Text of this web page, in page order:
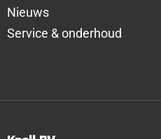
Nieuws
Service & onderhoud